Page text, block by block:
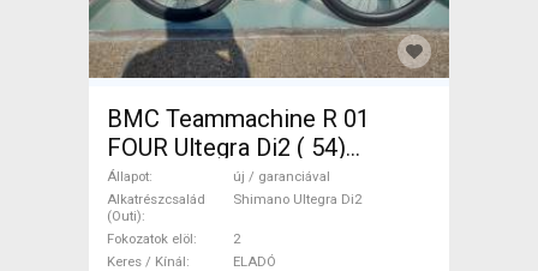
BMC Teammachine R 01
FOUR Ultegra Di2 ( 54)
Országúti Shimano Ultegra
Di2 tárcsafék új / garanciával
ELADÓ
Állapot
új / garanciával
Alkatrészcsalád
(Outi)
Shimano Ultegra Di2
Fokozatok elöl
2
Keres / Kínál
ELADÓ